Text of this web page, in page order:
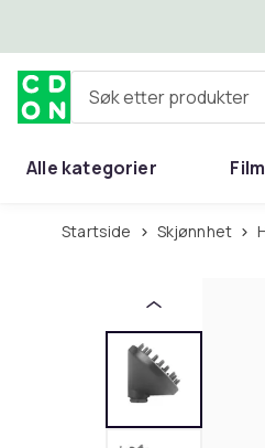
Søk etter produkter
Alle kategorier Film
Startside Skjønnhet